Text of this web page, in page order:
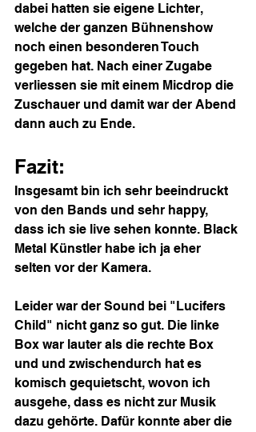
dabei hatten sie eigene Lichter,
welche der ganzen Bühnenshow
noch einen besonderen Touch
gegeben hat. Nach einer Zugabe
verliessen sie mit einem Micdrop die
Zuschauer und damit war der Abend
dann auch zu Ende.
Fazit:
Insgesamt bin ich sehr beeindruckt
von den Bands und sehr happy,
dass ich sie live sehen konnte. Black
Metal Künstler habe ich ja eher
selten vor der Kamera.
Leider war der Sound bei "Lucifers
Child" nicht ganz so gut. Die linke
Box war lauter als die rechte Box
und und zwischendurch hat es
komisch gequietscht, wovon ich
ausgehe, dass es nicht zur Musik
dazu gehörte. Dafür konnte aber die